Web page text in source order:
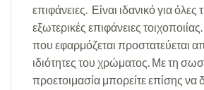
επιφάνειες. Είναι ιδανικό για όλες
εξωτερικές επιφάνειες
που εφαρμόζεται προστατεύεται
ιδιότητες του χρώματος. Με τη
προετοιμασία μπορείτε επίσης να